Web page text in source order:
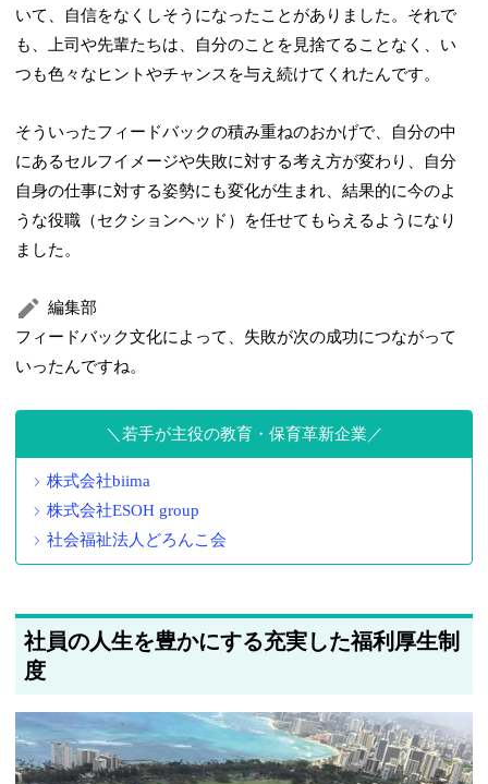
いて、自信をなくしそうになったことがありました。それで
も、上司や先輩たちは、自分のことを見捨てることなく、い
つも色々なヒントやチャンスを与え続けてくれたんです。
そういったフィードバックの積み重ねのおかげで、自分の中
にあるセルフイメージや失敗に対する考え方が変わり、自分
自身の仕事に対する姿勢にも変化が生まれ、結果的に今のよ
うな役職（セクションヘッド）を任せてもらえるようになり
ました。
編集部
フィードバック文化によって、失敗が次の成功につながって
いったんですね。
若手が主役の教育・保育革新企業
株式会社biima
株式会社ESOH group
社会福祉法人どろんこ会
社員の人生を豊かにする充実した福利厚生制
度